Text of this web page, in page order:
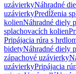
uzávierkyNáhradné
uzávierkyPredĺženia
kolienNáhradné diely
splachovacích kolien
Pripájacia rúra s
bidetyNáhradné diely
zápachové uzávierky
uzávierkyPripájacia